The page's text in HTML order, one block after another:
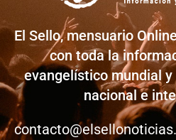
El Sello, mensuario
con toda la
evangelístico mundial
nacional e